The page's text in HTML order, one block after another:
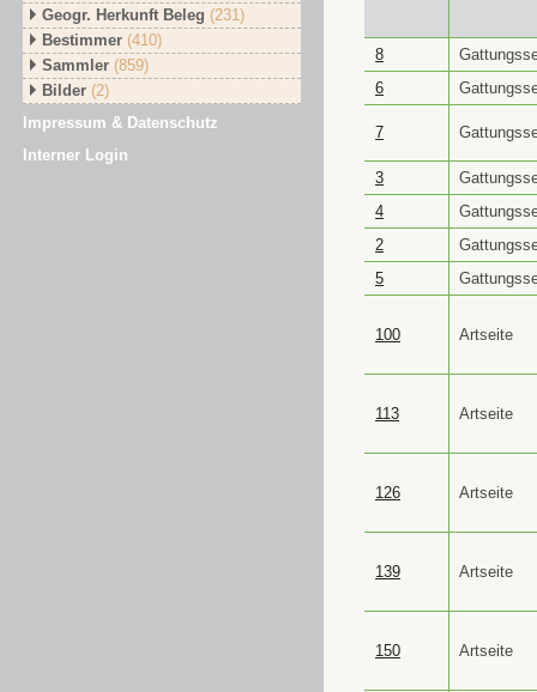
Geogr. Herkunft Beleg (231)
Bestimmer (410)
Sammler (859)
Bilder (2)
Impressum & Datenschutz
Interner Login
GUID ⭥
8
6
7
3
4
2
5
100 Artseite
113 Artseite
126 Artseite
139 Artseite
150 Artseite